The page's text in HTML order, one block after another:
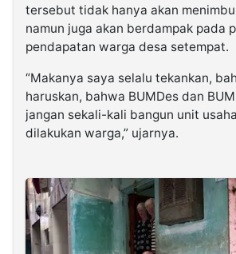
tersebut tidak hanya akan
namun juga akan berdampak pada
pendapatan warga desa setempat.
“Makanya saya selalu tekankan,
haruskan, bahwa BUMDes dan
jangan sekali-kali bangun unit
dilakukan warga,” ujarnya.